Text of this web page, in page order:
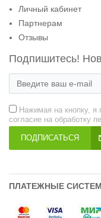
Личный кабинет
Партнерам
Отзывы
Подпишитесь!
Нажимая на кнопку,
согласие на обработку
ПОДПИСАТЬСЯ
ПЛАТЕЖНЫЕ